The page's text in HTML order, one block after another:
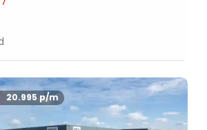
20.995 p/m